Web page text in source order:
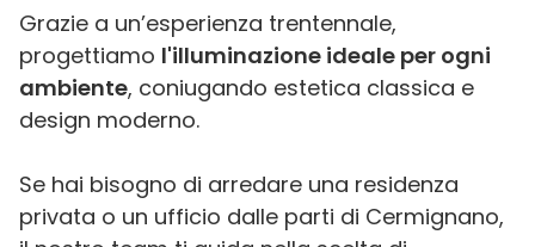
Grazie a un’esperienza trentennale,
progettiamo l'illuminazione ideale per ogni
ambiente, coniugando estetica classica e
design moderno.
Se hai bisogno di arredare una residenza
privata o un ufficio dalle parti di Cermignano,